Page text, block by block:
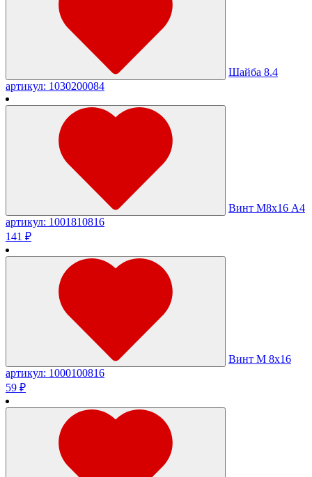
Шайба 8.4
артикул: 1030200084
Винт М8х16 А4
артикул: 1001810816
141 ₽
Винт М 8х16
артикул: 1000100816
59 ₽